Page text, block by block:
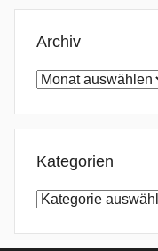
Archiv
Archiv
Kategorien
Kategorien